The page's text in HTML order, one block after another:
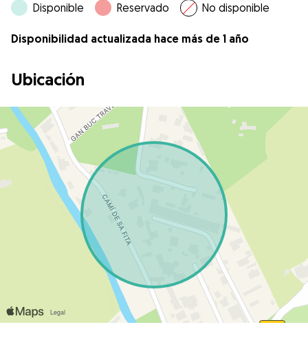
Disponible Reservado No disponible
Disponibilidad actualizada hace más de 1 año
Ubicación